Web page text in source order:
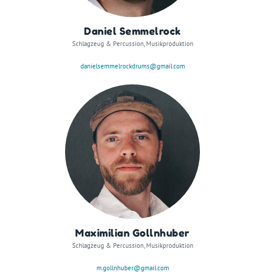
Daniel Semmelrock
Schlagzeug & Percussion, Musikproduktion
danielsemmelrockdrums@gmail.com
Maximilian Gollnhuber
Schlagzeug & Percussion, Musikproduktion
m.gollnhuber@gmail.com